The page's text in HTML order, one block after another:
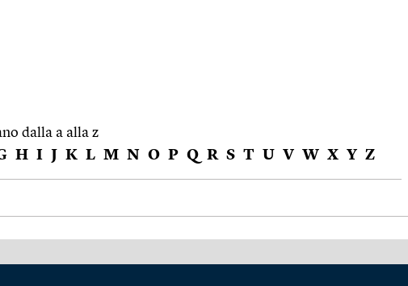
dalla a alla z
H I J K L M N O P Q R S T U V W X Y Z